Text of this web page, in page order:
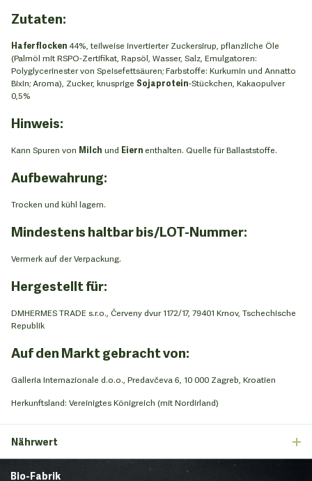
Zutaten:
Haferflocken44%, teilweise invertierter Zuckersirup, pflanzliche Öle
(Palmöl mit RSPO-Zertifikat, Rapsöl, Wasser, Salz, Emulgatoren:
Polyglycerinester von Speisefettsäuren; Farbstoffe: Kurkumin und Annatto
Bixin; Aroma), Zucker, knusprige Sojaprotein-Stückchen, Kakaopulver
0,5%
Hinweis:
Kann Spuren von Milch und Eiernenthalten. Quelle für Ballaststoffe.
Aufbewahrung:
Trocken und kühl lagern.
Mindestens haltbar bis/LOT-Nummer:
Vermerk auf der Verpackung.
Hergestellt für:
DMHERMES TRADE s.r.o., Červeny dvur 1172/17, 79401 Krnov, Tschechische
Republik
Auf den Markt gebracht von:
Galleria Internazionale d.o.o., Predavčeva 6, 10 000 Zagreb, Kroatien
Herkunftsland: Vereinigtes Königreich (mit Nordirland)
Nährwert
Bio-Fabrik